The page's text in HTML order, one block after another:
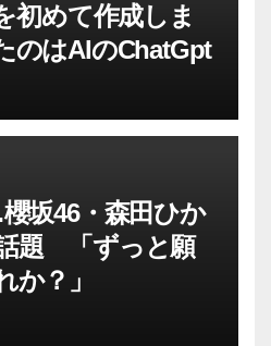
初めて作成しま
のはAIのChatGpt
坂46・森田ひか
題 「ずっと願
か？」